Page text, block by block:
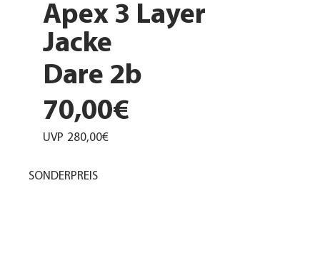
Apex 3 Layer
Jacke
Dare 2b
70,00€
UVP 280,00€
SONDERPREIS